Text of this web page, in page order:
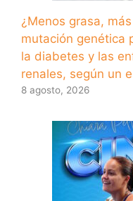
¿Menos grasa,
mutación genética
la diabetes y las
renales, según un
8 agosto, 2026